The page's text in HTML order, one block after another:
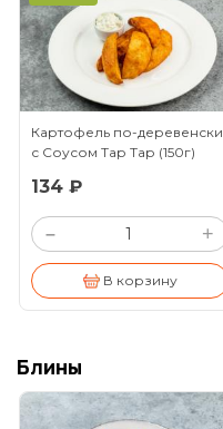
Картофель по-деревенски
с Соусом Тар Тар (150г)
134 ₽
– +
В корзину
Блины